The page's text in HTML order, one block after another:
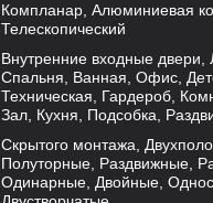
Компланар, Алюминиевая
Телескопический
Внутренние входные двери,
Спальня, Ванная, Офис,
Техническая, Гардероб,
Зал, Кухня, Подсобка,
Скрытого монтажа,
Полуторные, Раздвижные,
Одинарные, Двойные,